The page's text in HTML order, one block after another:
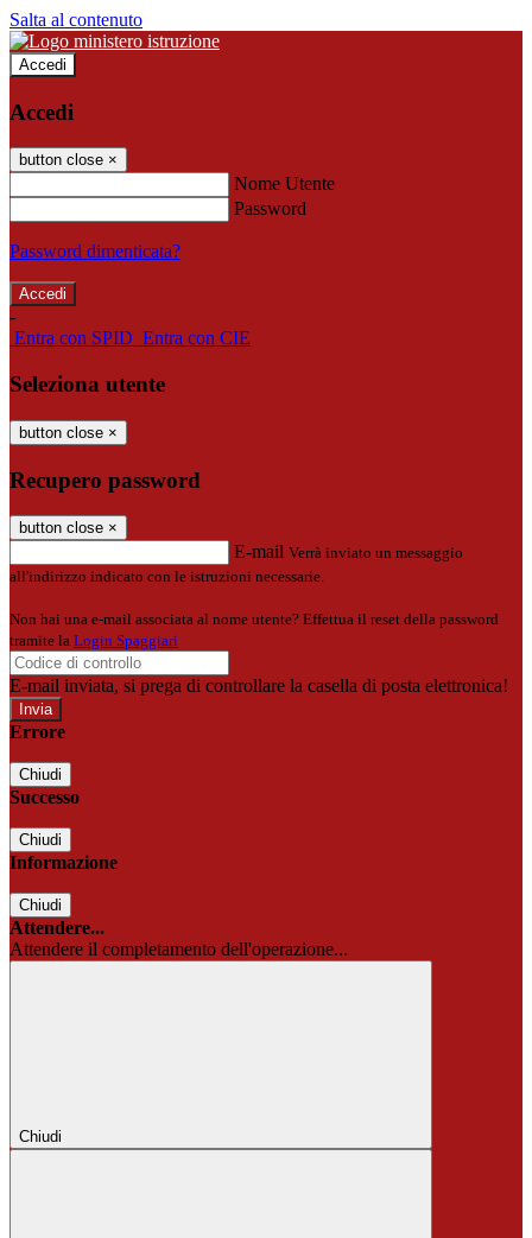
Salta al contenuto
Accedi
Accedi
button close ×
Nome Utente
Password
Password dimenticata?
-
Entra con SPID Entra con CIE
Seleziona utente
button close ×
Recupero password
button close ×
E-mail Verrà inviato un messaggio
all'indirizzo indicato con le istruzioni necessarie.
Non hai una e-mail associata al nome utente? Effettua il reset della password
tramite la Login Spaggiari
E-mail inviata, si prega di controllare la casella di posta elettronica!
Errore
Chiudi
Successo
Chiudi
Informazione
Chiudi
Attendere...
Attendere il completamento dell'operazione...
Chiudi